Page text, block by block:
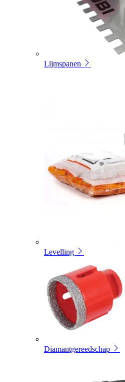
Lijmspanen
Levelling
Diamantgereedschap